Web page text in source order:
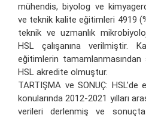
mühendis, biyolog ve
ve teknik kalite eğitimleri 4919
teknik ve uzmanlık
HSL çalışanına verilmiştir.
eğitimlerin
HSL akredite olmuştur.
TARTIŞMA ve SONUÇ:
konularında 2012-2021 yılları
verileri derlenmiş ve